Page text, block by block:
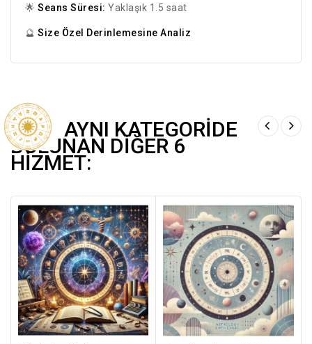
🌟 Seans Süresi: Yaklaşık 1.5 saat
🔮 Size Özel Derinlemesine Analiz
AYNI KATEGORIDE
BULUNAN DIĞER 6
HIZMET: